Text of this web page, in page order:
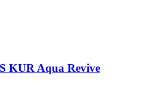
KUR Aqua Revive